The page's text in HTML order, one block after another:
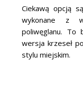
Ciekawą opcją są
wykonane z
poliwęglanu. To
wersja krzeseł
stylu miejskim.